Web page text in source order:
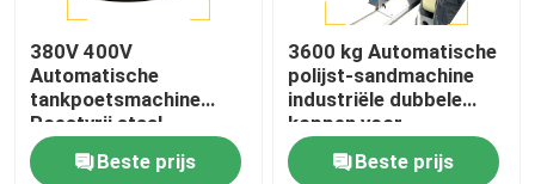
380V 400V
Automatische
tankpoetsmachine
Roestvrij staal
koppoetser tank
schelppoetser
Beste prijs
3600 kg Automatische
polijst-sandmachine
industriële dubbele
koppen voor
tankvaartuigen
Beste prijs